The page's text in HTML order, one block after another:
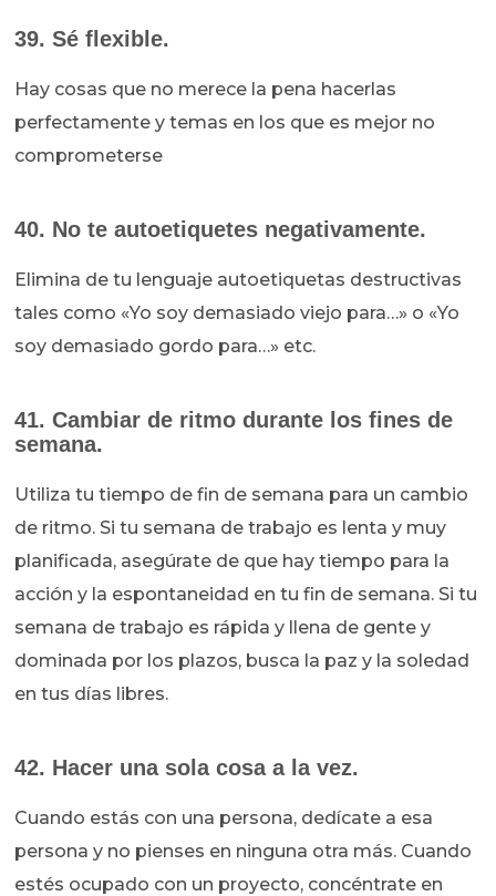
39. Sé flexible.
Hay cosas que no merece la pena hacerlas
perfectamente y temas en los que es mejor no
comprometerse
40. No te autoetiquetes negativamente.
Elimina de tu lenguaje autoetiquetas destructivas
tales como «Yo soy demasiado viejo para…» o «Yo
soy demasiado gordo para…» etc.
41. Cambiar de ritmo durante los fines de
semana.
Utiliza tu tiempo de fin de semana para un cambio
de ritmo. Si tu semana de trabajo es lenta y muy
planificada, asegúrate de que hay tiempo para la
acción y la espontaneidad en tu fin de semana. Si tu
semana de trabajo es rápida y llena de gente y
dominada por los plazos, busca la paz y la soledad
en tus días libres.
42. Hacer una sola cosa a la vez.
Cuando estás con una persona, dedícate a esa
persona y no pienses en ninguna otra más. Cuando
estés ocupado con un proyecto, concéntrate en